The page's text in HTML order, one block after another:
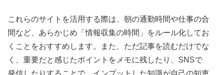
これらのサイトを活用する際は、朝の通勤時間や仕事の合
間など、あらかじめ「情報収集の時間」をルール化してお
くことをおすすめします。また、ただ記事を読むだけでな
く、重要だと感じたポイントをメモに残したり、SNSで
発信したりすることで、インプットした知識が自己の知恵